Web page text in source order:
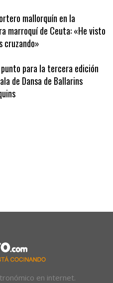
mallorquín en la
marroquí de Ceuta: «He visto
cruzando»
punto para la tercera edición
de Dansa de Ballarins
en internet.